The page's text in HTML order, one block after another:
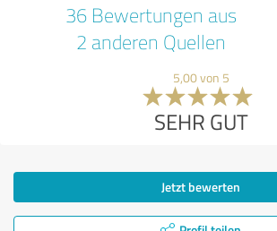
36 Bewertungen aus
2 anderen Quellen
5,00 von 5
SEHR GUT
Jetzt bewerten